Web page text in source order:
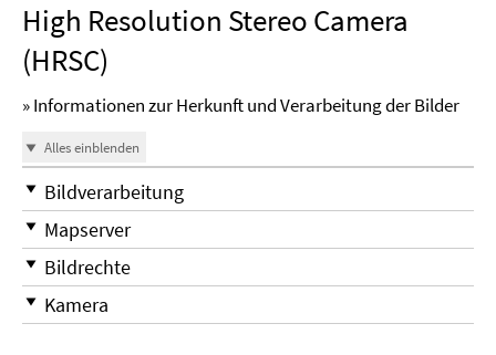
High Resolution Stereo Camera
(HRSC)
» Informationen zur Herkunft und Verarbeitung der Bilder
Alles einblenden
Bildverarbeitung
Mapserver
Bildrechte
Kamera